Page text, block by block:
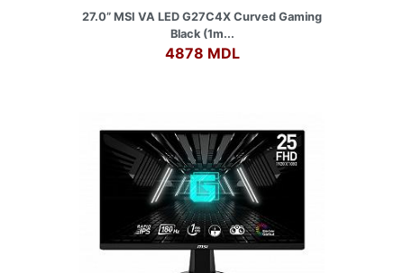
27.0” MSI VA LED G27C4X Curved Gaming
Black (1m...
4878 MDL